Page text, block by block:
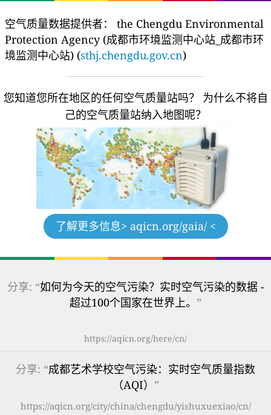
空气质量数据提供者：
the Chengdu Environmental
Protection Agency (成都市环境监测中心站_成都市环
境监测中心站) (sthj.chengdu.gov.cn)
您知道您所在地区的任何空气质量站吗？
为什么不将自
己的空气质量站纳入地图呢？
了解更多信息> aqicn.org/gaia/ <
分享: “如何为今天的空气污染？实时空气污染的数据 -
超过100个国家在世界上。 ”
https://aqicn.org/here/cn/
分享: “成都艺术学校空气污染：实时空气质量指数
（AQI） ”
https://aqicn.org/city/china/chengdu/yishuxuexiao/cn/